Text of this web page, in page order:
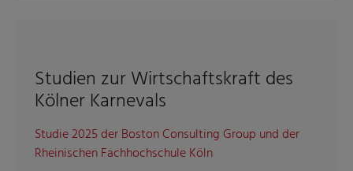
Studien zur Wirtschaftskraft des
Kölner Karnevals
Studie 2025 der Boston Consulting Group und der
Rheinischen Fachhochschule Köln